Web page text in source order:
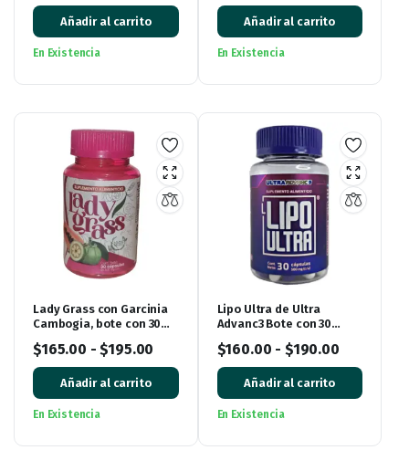
Añadir al carrito
En Existencia
Añadir al carrito
En Existencia
Lady Grass con Garcinia
Cambogia, bote con 30
$165.00 - $195.00
Añadir al carrito
En Existencia
Lipo Ultra de Ultra
Advanc3 Bote con 30
$160.00 - $190.00
Añadir al carrito
En Existencia